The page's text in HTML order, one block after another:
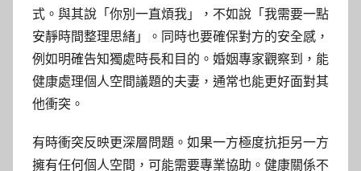
式。與其說「你別一直煩我」，不如說「我需要一點
安靜時間整理思緒」。同時也要確保對方的安全感，
例如明確告知獨處時長和目的。婚姻專家觀察到，能
健康處理個人空間議題的夫妻，通常也能更好面對其
他衝突。
有時衝突反映更深層問題。如果一方極度抗拒另一方
擁有任何個人空間，可能需要專業協助。健康關係不